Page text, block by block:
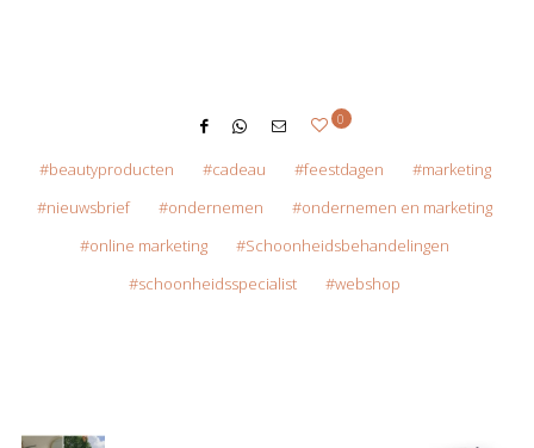
0
beautyproducten cadeau feestdagen
marketing
nieuwsbrief
ondernemen
ondernemen en marketing
online marketing
Schoonheidsbehandelingen
schoonheidsspecialist
webshop